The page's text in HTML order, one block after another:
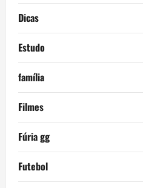
Dicas
Estudo
família
Filmes
Fúria gg
Futebol